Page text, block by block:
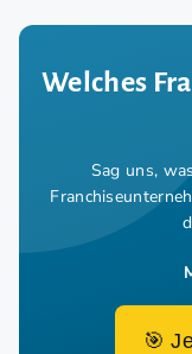
Welches
Sag uns,
🎯